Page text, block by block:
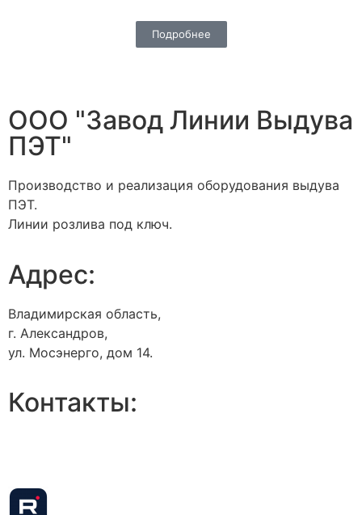
Подробнее
ООО "Завод Линии Выдува
ПЭТ"
Производство и реализация оборудования выдува
ПЭТ.
Линии розлива под ключ.
Адрес:
Владимирская область,
г. Александров,
ул. Мосэнерго, дом 14.
Контакты: